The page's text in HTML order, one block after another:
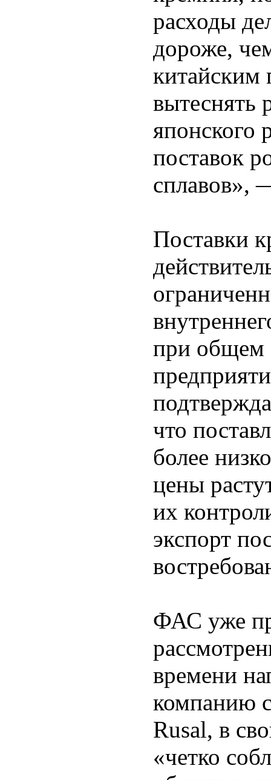
расходы
дороже,
китайским
вытеснять
японского
поставок
сплавов»,
Поставки
при общем
что
более
цены
их
экспорт
ФАС уже
времени
компанию
Rusal, в
«четко